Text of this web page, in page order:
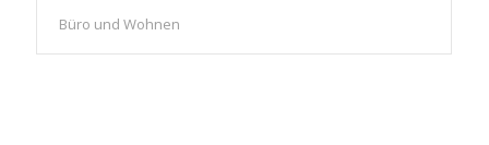
Büro und Wohnen